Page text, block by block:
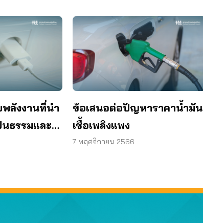
ลังงานที่นำ
ธรรมและ
ลดล็อกการ
ข้อเสนอต่อปัญหาราคาน้ำมัน
เชื้อเพลิงแพง
7 พฤศจิกายน 2566